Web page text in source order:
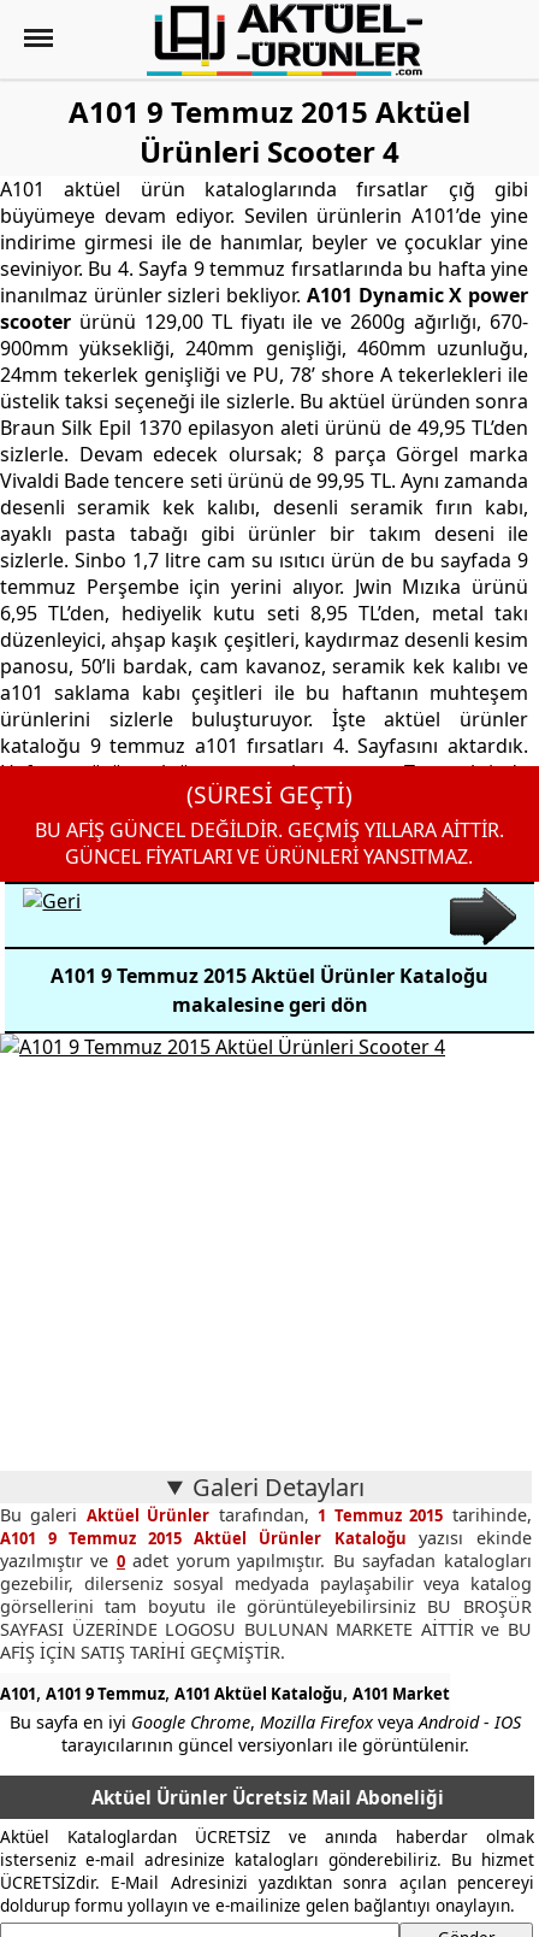
A101 9 Temmuz 2015 Aktüel
Ürünleri Scooter 4
A101 aktüel ürün kataloglarında fırsatlar çığ gibi
büyümeye devam ediyor. Sevilen ürünlerin A101’de yine
indirime girmesi ile de hanımlar, beyler ve çocuklar yine
seviniyor. Bu 4. Sayfa 9 temmuz fırsatlarında bu hafta yine
inanılmaz ürünler sizleri bekliyor. A101 Dynamic X power
scooter ürünü 129,00 TL fiyatı ile ve 2600g ağırlığı, 670-
900mm yüksekliği, 240mm genişliği, 460mm uzunluğu,
24mm tekerlek genişliği ve PU, 78’ shore A tekerlekleri ile
üstelik taksi seçeneği ile sizlerle. Bu aktüel üründen sonra
Braun Silk Epil 1370 epilasyon aleti ürünü de 49,95 TL’den
sizlerle. Devam edecek olursak; 8 parça Görgel marka
Vivaldi Bade tencere seti ürünü de 99,95 TL. Aynı zamanda
desenli seramik kek kalıbı, desenli seramik fırın kabı,
ayaklı pasta tabağı gibi ürünler bir takım deseni ile
sizlerle. Sinbo 1,7 litre cam su ısıtıcı ürün de bu sayfada 9
temmuz Perşembe için yerini alıyor. Jwin Mızıka ürünü
6,95 TL’den, hediyelik kutu seti 8,95 TL’den, metal takı
düzenleyici, ahşap kaşık çeşitleri, kaydırmaz desenli kesim
panosu, 50’li bardak, cam kavanoz, seramik kek kalıbı ve
a101 saklama kabı çeşitleri ile bu haftanın muhteşem
ürünlerini sizlerle buluşturuyor. İşte aktüel ürünler
kataloğu 9 temmuz a101 fırsatları 4. Sayfasını aktardık.
Haftaya görüşmek üzere, ne erken ne geç. Tam vaktinde
(SÜRESİ GEÇTİ)
BU AFİŞ GÜNCEL DEĞİLDİR. GEÇMİŞ YILLARA AİTTİR.
GÜNCEL FİYATLARI VE ÜRÜNLERİ YANSITMAZ.
A101 9 Temmuz 2015 Aktüel Ürünler Kataloğu
makalesine geri dön
Galeri Detayları
Bu galeri Aktüel Ürünler tarafından, 1 Temmuz 2015 tarihinde,
A101 9 Temmuz 2015 Aktüel Ürünler Kataloğu yazısı ekinde
yazılmıştır ve 0adet yorum yapılmıştır. Bu sayfadan katalogları
gezebilir, dilerseniz sosyal medyada paylaşabilir veya katalog
görsellerini tam boyutu ile görüntüleyebilirsiniz BU BROŞÜR
SAYFASI ÜZERİNDE LOGOSU BULUNAN MARKETE AİTTİR ve BU
AFİŞ İÇİN SATIŞ TARİHİ GEÇMİŞTİR.
A101, A101 9 Temmuz, A101 Aktüel Kataloğu, A101 Market
Bu sayfa en iyi Google Chrome,Mozilla Firefox veyaAndroid - IOS
tarayıcılarının güncel versiyonları ile görüntülenir.
Aktüel Ürünler Ücretsiz Mail Aboneliği
Aktüel Kataloglardan ÜCRETSİZ ve anında haberdar olmak
isterseniz e-mail adresinize katalogları gönderebiliriz. Bu hizmet
ÜCRETSİZdir. E-Mail Adresinizi yazdıktan sonra açılan pencereyi
doldurup formu yollayın ve e-mailinize gelen bağlantıyı onaylayın.